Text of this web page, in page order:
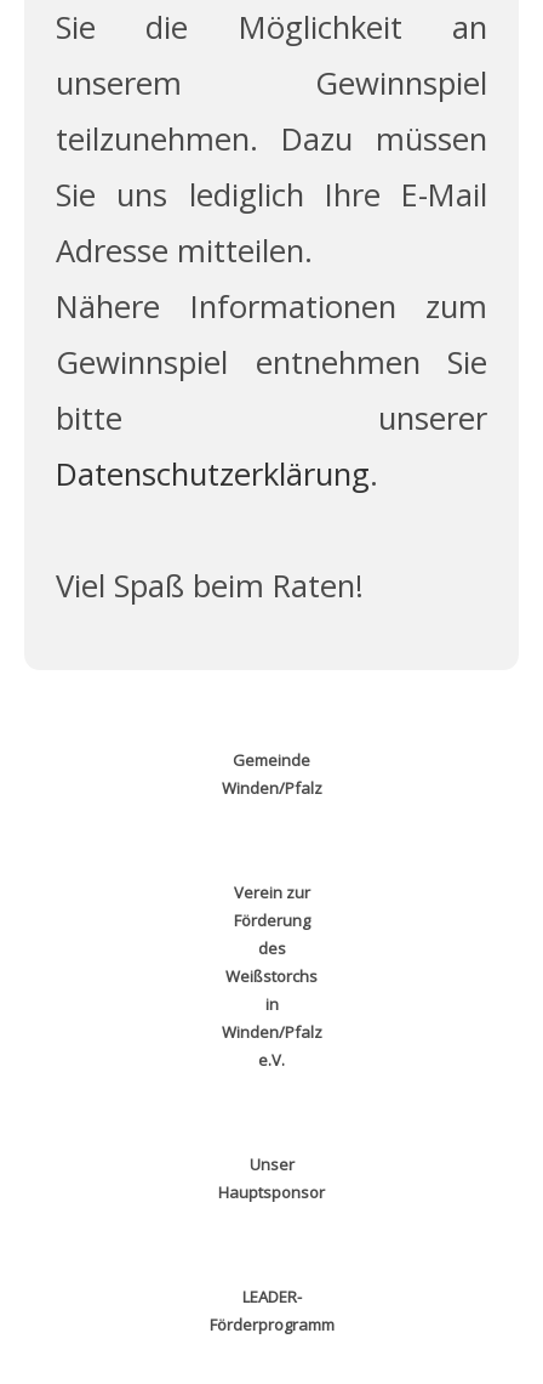
Sie die Möglichkeit an
unserem Gewinnspiel
teilzunehmen. Dazu müssen
Sie uns lediglich Ihre E-Mail
Adresse mitteilen.
Nähere Informationen zum
Gewinnspiel entnehmen Sie
bitte unserer
Datenschutzerklärung.
Viel Spaß beim Raten!
Gemeinde
Winden/Pfalz
Verein zur
Förderung
des
Weißstorchs
in
Winden/Pfalz
e.V.
Unser
Hauptsponsor
LEADER-
Förderprogramm